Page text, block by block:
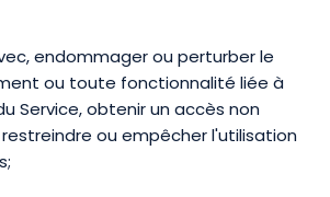
endommager ou perturber le
ou toute fonctionnalité liée à
Service, obtenir un accès non
ou empêcher l'utilisation